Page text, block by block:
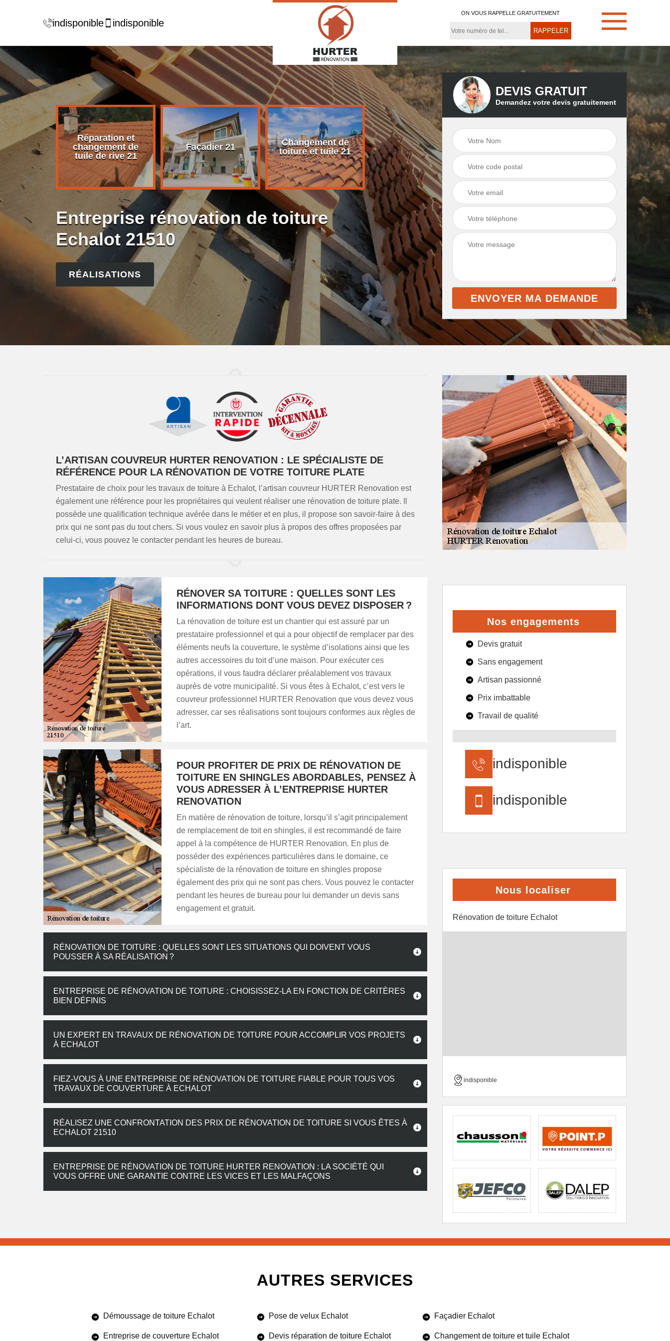
indisponible indisponible
ON VOUS RAPPELLE GRATUITEMENT
de
21
Réparation et
changement de
tuile de rive 21
Façadier 21
Changement de
toiture et tuile 21
Rénovation de
toiture 21
Démoussage de
toiture 21
Couvreur zingueur
21
Entreprise rénovation de toiture
Echalot 21510
RÉALISATIONS
DEVIS GRATUIT
Demandez votre devis gratuitement
L’ARTISAN COUVREUR HURTER RENOVATION : LE SPÉCIALISTE DE
RÉFÉRENCE POUR LA RÉNOVATION DE VOTRE TOITURE PLATE
Prestataire de choix pour les travaux de toiture à Echalot, l’artisan couvreur HURTER Renovation est
également une référence pour les propriétaires qui veulent réaliser une rénovation de toiture plate. Il
possède une qualification technique avérée dans le métier et en plus, il propose son savoir-faire à des
prix qui ne sont pas du tout chers. Si vous voulez en savoir plus à propos des offres proposées par
celui-ci, vous pouvez le contacter pendant les heures de bureau.
RÉNOVER SA TOITURE : QUELLES SONT LES
INFORMATIONS DONT VOUS DEVEZ DISPOSER ?
La rénovation de toiture est un chantier qui est assuré par un
prestataire professionnel et qui a pour objectif de remplacer par des
éléments neufs la couverture, le système d’isolations ainsi que les
autres accessoires du toit d’une maison. Pour exécuter ces
opérations, il vous faudra déclarer préalablement vos travaux
auprès de votre municipalité. Si vous êtes à Echalot, c’est vers le
couvreur professionnel HURTER Renovation que vous devez vous
adresser, car ses réalisations sont toujours conformes aux règles de
l’art.
POUR PROFITER DE PRIX DE RÉNOVATION DE
TOITURE EN SHINGLES ABORDABLES, PENSEZ À
VOUS ADRESSER À L’ENTREPRISE HURTER
RENOVATION
En matière de rénovation de toiture, lorsqu’il s’agit principalement
de remplacement de toit en shingles, il est recommandé de faire
appel à la compétence de HURTER Renovation. En plus de
posséder des expériences particulières dans le domaine, ce
spécialiste de la rénovation de toiture en shingles propose
également des prix qui ne sont pas chers. Vous pouvez le contacter
pendant les heures de bureau pour lui demander un devis sans
engagement et gratuit.
RÉNOVATION DE TOITURE : QUELLES SONT LES SITUATIONS QUI DOIVENT VOUS
POUSSER À SA RÉALISATION ?
ENTREPRISE DE RÉNOVATION DE TOITURE : CHOISISSEZ-LA EN FONCTION DE CRITÈRES
BIEN DÉFINIS
UN EXPERT EN TRAVAUX DE RÉNOVATION DE TOITURE POUR ACCOMPLIR VOS PROJETS
À ECHALOT
FIEZ-VOUS À UNE ENTREPRISE DE RÉNOVATION DE TOITURE FIABLE POUR TOUS VOS
TRAVAUX DE COUVERTURE À ECHALOT
RÉALISEZ UNE CONFRONTATION DES PRIX DE RÉNOVATION DE TOITURE SI VOUS ÊTES À
ECHALOT 21510
ENTREPRISE DE RÉNOVATION DE TOITURE HURTER RENOVATION : LA SOCIÉTÉ QUI
VOUS OFFRE UNE GARANTIE CONTRE LES VICES ET LES MALFAÇONS
Nos engagements
Devis gratuit
Sans engagement
Artisan passionné
Prix imbattable
Travail de qualité
indisponible
indisponible
Nous localiser
Rénovation de toiture Echalot
indisponible
AUTRES SERVICES
Démoussage de toiture Echalot
Entreprise de couverture Echalot
Pose de velux Echalot
Devis réparation de toiture Echalot
Façadier Echalot
Changement de toiture et tuile Echalot